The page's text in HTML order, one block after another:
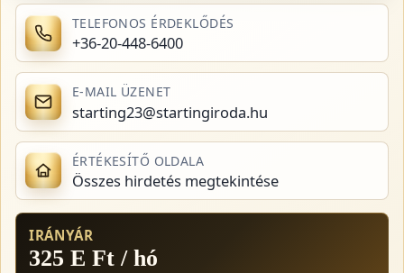
TELEFONOS ÉRDEKLŐDÉS
+36-20-448-6400
E-MAIL ÜZENET
starting23@startingiroda.hu
ÉRTÉKESÍTŐ OLDALA
Összes hirdetés megtekintése
IRÁNYÁR
325 E Ft / hó